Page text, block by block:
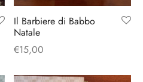
Il Barbiere di Babbo
Natale
€15,00